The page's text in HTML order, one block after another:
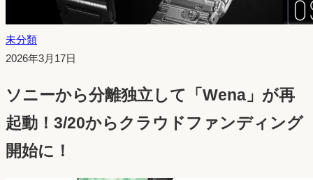
未分類
投
日：
2026年3月17日
ソニーから分離独立して「Wena」が再
起動！3/20からクラウドファンディング
開始に！